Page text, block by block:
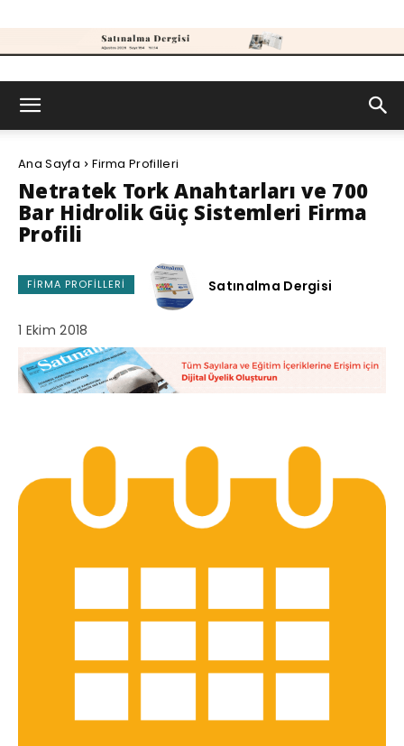
Ana Sayfa Firma Profilleri
Netratek Tork Anahtarları ve 700
Bar Hidrolik Güç Sistemleri Firma
Profili
FIRMA PROFILLERI Satınalma Dergisi
1 Ekim 2018